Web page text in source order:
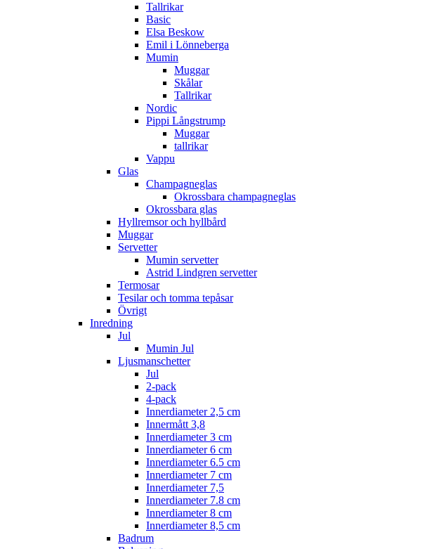
Tallrikar
Basic
Elsa Beskow
Emil i Lönneberga
Mumin
Muggar
Skålar
Tallrikar
Nordic
Pippi Långstrump
Muggar
tallrikar
Vappu
Glas
Champagneglas
Okrossbara champagneglas
Okrossbara glas
Hyllremsor och hyllbård
Muggar
Servetter
Mumin servetter
Astrid Lindgren servetter
Termosar
Tesilar och tomma tepåsar
Övrigt
Inredning
Jul
Mumin Jul
Ljusmanschetter
Jul
2-pack
4-pack
Innerdiameter 2,5 cm
Innermått 3,8
Innerdiameter 3 cm
Innerdiameter 6 cm
Innerdiameter 6.5 cm
Innerdiameter 7 cm
Innerdiameter 7,5
Innerdiameter 7.8 cm
Innerdiameter 8 cm
Innerdiameter 8,5 cm
Badrum